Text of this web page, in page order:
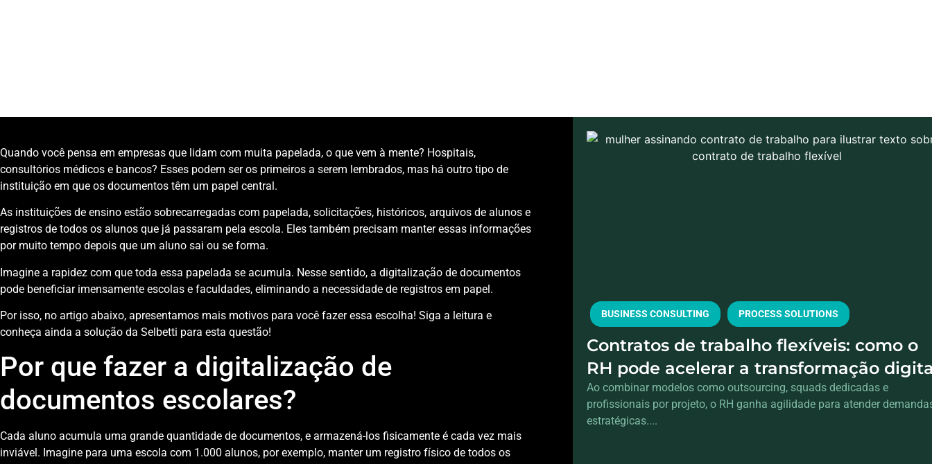
Quando você pensa em empresas que lidam com muita papelada, o que vem à mente? Hospitais,
consultórios médicos e bancos? Esses podem ser os primeiros a serem lembrados, mas há outro tipo de
instituição em que os documentos têm um papel central.
As instituições de ensino estão sobrecarregadas com papelada, solicitações, históricos, arquivos de alunos e
registros de todos os alunos que já passaram pela escola. Eles também precisam manter essas informações
por muito tempo depois que um aluno sai ou se forma.
Imagine a rapidez com que toda essa papelada se acumula. Nesse sentido, a digitalização de documentos
pode beneficiar imensamente escolas e faculdades, eliminando a necessidade de registros em papel.
Por isso, no artigo abaixo, apresentamos mais motivos para você fazer essa escolha! Siga a leitura e
conheça ainda a solução da Selbetti para esta questão!
Por que fazer a digitalização de
documentos escolares?
Cada aluno acumula uma grande quantidade de documentos, e armazená-los fisicamente é cada vez mais
inviável. Imagine para uma escola com 1.000 alunos, por exemplo, manter um registro físico de todos os
BUSINESS CONSULTING PROCESS SOLUTIONS
Contratos de trabalho flexíveis: como o
RH pode acelerar a transformação
sem aumentar o headcount
Ao combinar modelos como outsourcing, squads dedicadas e
profissionais por projeto, o RH ganha agilidade para atender
estratégicas....